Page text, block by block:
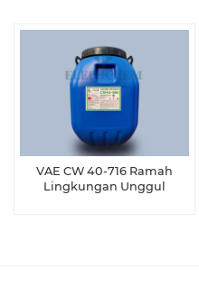
VAE CW 40-716 Ramah
Lingkungan Unggul